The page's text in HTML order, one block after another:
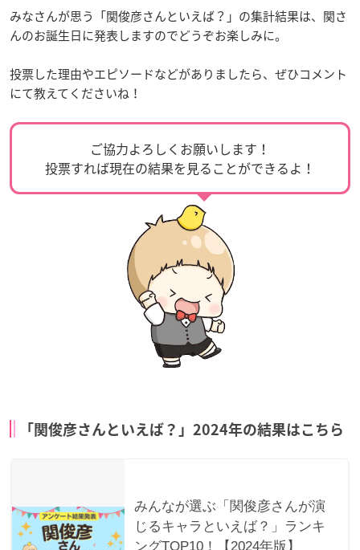
みなさんが思う「関俊彦さんといえば？」の集計結果は、関さ
んのお誕生日に発表しますのでどうぞお楽しみに。
投票した理由やエピソードなどがありましたら、ぜひコメント
にて教えてくださいね！
ご協力よろしくお願いします！
投票すれば現在の結果を見ることができるよ！
「関俊彦さんといえば？」2024年の結果はこちら